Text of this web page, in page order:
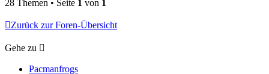
28 Themen • Seite 1 von 1
Zurück zur Foren-Übersicht
Gehe zu
Pacmanfrogs